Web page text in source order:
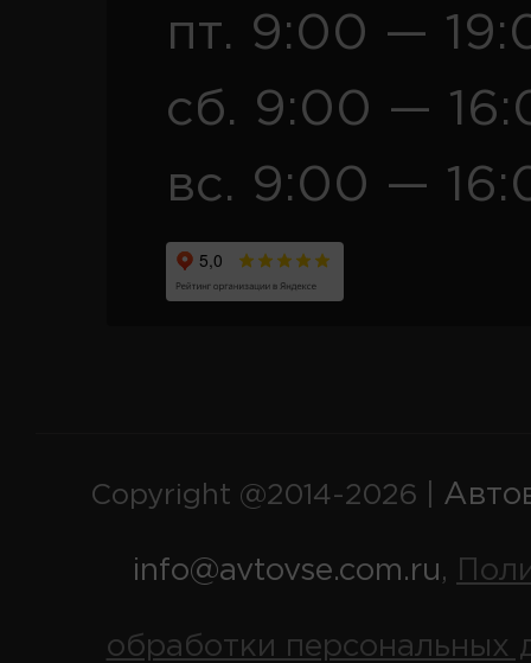
пт. 9:00 —
сб. 9:00 —
вс. 9:00 —
Copyright @2014-2026 |
info@avtovse.com.ru,
обработки персональных